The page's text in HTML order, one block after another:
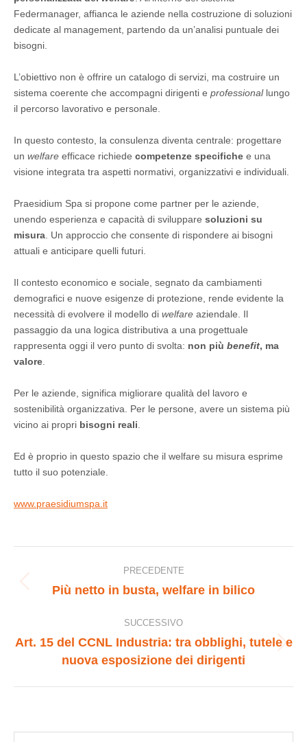
Federmanager, affianca le aziende nella costruzione di soluzioni
dedicate al management, partendo da un’analisi puntuale dei
bisogni.
L’obiettivo non è offrire un catalogo di servizi, ma costruire un
sistema coerente che accompagni dirigenti e professionallungo
il percorso lavorativo e personale.
In questo contesto, la consulenza diventa centrale: progettare
un welfare efficace richiede competenze specifiche e una
visione integrata tra aspetti normativi, organizzativi e individuali.
Praesidium Spa si propone come partner per le aziende,
unendo esperienza e capacità di sviluppare soluzioni su
misura . Un approccio che consente di rispondere ai bisogni
attuali e anticipare quelli futuri.
Il contesto economico e sociale, segnato da cambiamenti
demografici e nuove esigenze di protezione, rende evidente la
necessità di evolvere il modello di welfare aziendale. Il
passaggio da una logica distributiva a una progettuale
rappresenta oggi il vero punto di svolta: non più benefit, ma
valore
Per le aziende, significa migliorare qualità del lavoro e
sostenibilità organizzativa. Per le persone, avere un sistema più
vicino ai propri bisogni reali
Ed è proprio in questo spazio che il welfare su misura esprime
tutto il suo potenziale.
www.praesidiumspa.it
Naviga
i
PRECEDENTE
Post
Più netto in busta, welfare in bilico
SUCCESSIVO
Prossimo
post:
Art. 15 del CCNL Industria: tra obblighi, tutele e
nuova esposizione dei dirigenti